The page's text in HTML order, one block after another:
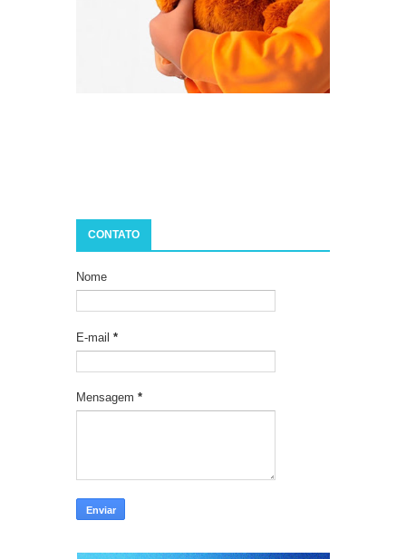
CONTATO
Nome
E-mail *
Mensagem *